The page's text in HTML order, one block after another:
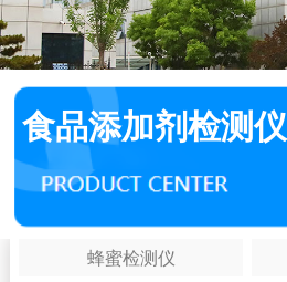
食品添加剂检测仪
蜂蜜检测仪